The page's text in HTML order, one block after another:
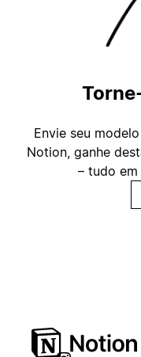
Envie seu
Notion, ganhe
– tudo em